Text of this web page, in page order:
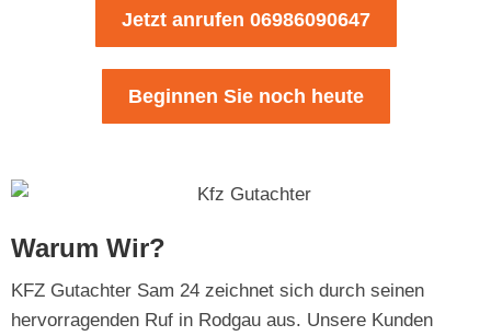
Jetzt anrufen 06986090647
Beginnen Sie noch heute
Warum Wir?
KFZ Gutachter Sam 24 zeichnet sich durch seinen
hervorragenden Ruf in Rodgau aus. Unsere Kunden